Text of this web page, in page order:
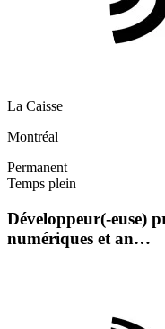
La Caisse
Montréal
Permanent
Temps plein
Développeur(-euse)
numériques et an…